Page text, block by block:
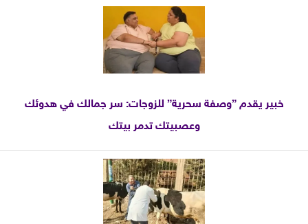
خبير يقدم ”وصفة سحرية” للزوجات: سر جمالك في هدوئك
وعصبيتك تدمر بيتك